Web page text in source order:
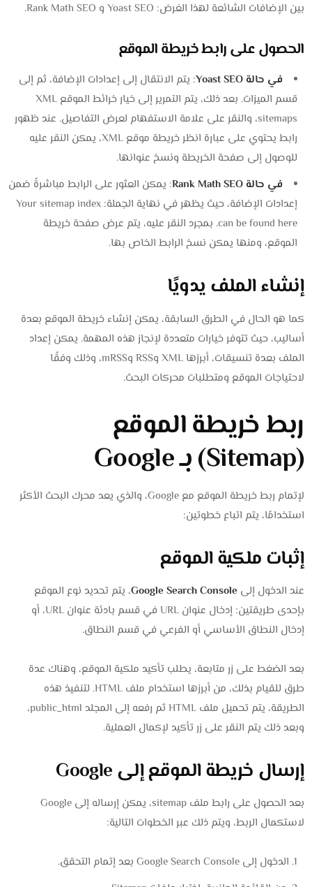
بين الإضافات الشائعة لهذا الغرض: Yoast SEO و Rank Math SEO.
الحصول على رابط خريطة الموقع
في حالة Yoast SEO
: يتم الانتقال إلى إعدادات الإضافة، ثم إلى
قسم الميزات. بعد ذلك، يتم التمرير إلى خيار خرائط الموقع XML
sitemaps، والنقر على علامة الاستفهام لعرض التفاصيل. عند ظهور
رابط يحتوي على عبارة انظر خريطة موقع XML، يمكن النقر عليه
للوصول إلى صفحة الخريطة ونسخ عنوانها.
في حالة Rank Math SEO
: يمكن العثور على الرابط مباشرةً ضمن
إعدادات الإضافة، حيث يظهر في نهاية الجملة: Your sitemap index
can be found here. بمجرد النقر عليه، يتم عرض صفحة خريطة
الموقع، ومنها يمكن نسخ الرابط الخاص بها.
إنشاء الملف يدويًا
كما هو الحال في الطرق السابقة، يمكن إنشاء خريطة الموقع بعدة
أساليب، حيث تتوفر خيارات متعددة لإنجاز هذه المهمة. يمكن إعداد
الملف بعدة تنسيقات، أبرزها XML وRSS وmRSS، وذلك وفقًا
لاحتياجات الموقع ومتطلبات محركات البحث.
ربط خريطة الموقع
(Sitemap) بـ Google
لإتمام ربط خريطة الموقع مع Google، والذي يعد محرك البحث الأكثر
استخدامًا، يتم اتباع خطوتين:
إثبات ملكية الموقع
عند الدخول إلىGoogle Search Console، يتم تحديد نوع الموقع
بإحدى طريقتين: إدخال عنوان URL في قسم بادئة عنوان URL، أو
إدخال النطاق الأساسي أو الفرعي في قسم النطاق.
بعد الضغط على زر متابعة، يطلب تأكيد ملكية الموقع، وهناك عدة
طرق للقيام بذلك، من أبرزها استخدام ملف HTML. لتنفيذ هذه
الطريقة، يتم تحميل ملف HTML ثم رفعه إلى المجلد public_html،
وبعد ذلك يتم النقر على زر تأكيد لإكمال العملية.
إرسال خريطة الموقع إلى Google
بعد الحصول على رابط ملف sitemap، يمكن إرساله إلى Google
لاستكمال الربط، ويتم ذلك عبر الخطوات التالية:
الدخول إلى Google Search Console بعد إتمام التحقق.